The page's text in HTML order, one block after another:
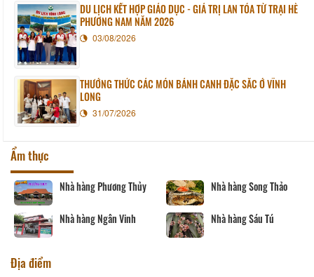
DU LỊCH KẾT HỢP GIÁO DỤC - GIÁ TRỊ LAN TỎA TỪ TRẠI HÈ
PHƯƠNG NAM NĂM 2026
03/08/2026
THƯỞNG THỨC CÁC MÓN BÁNH CANH ĐẶC SẮC Ở VĨNH
LONG
31/07/2026
Ẩm thực
Nhà hàng Phương Thủy Nhà hàng Song Thảo
Nhà hàng Ngân Vinh Nhà hàng Sáu Tú
Địa điểm